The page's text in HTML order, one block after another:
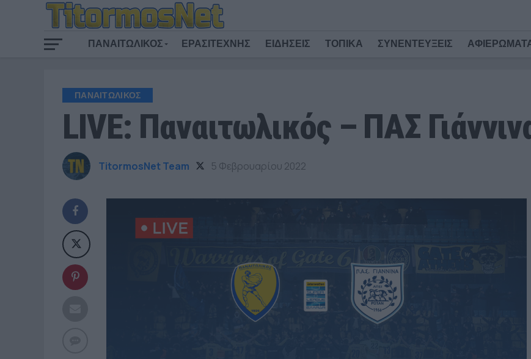
ΠΑΝΑΙΤΩΛΙΚΟΣ ΕΡΑΣΙΤΕΧΝΗΣ ΕΙΔΗΣΕΙΣ ΤΟΠΙΚΑ ΣΥΝΕΝΤΕΥΞΕΙΣ
ΠΑΝΑΙΤΩΛΙΚΟΣ
LIVE: Παναιτωλικός – ΠΑΣ
TitormosNet Team 5 Φεβρουαρίου 2022